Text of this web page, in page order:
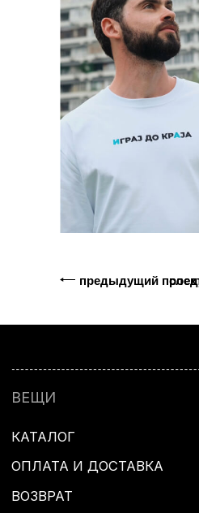
предыдущий